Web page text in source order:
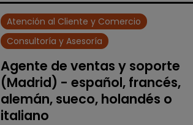
Atención al Cliente y Comercio
Consultoría y Asesoría
Agente de ventas y soporte
(Madrid) - español, francés,
alemán, sueco, holandés o
italiano